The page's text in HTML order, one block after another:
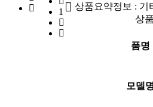
1
상품요약정보 : 기
상
품명
모델